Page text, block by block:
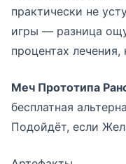
практически не
игры — разница
процентах
Меч Прототипа
бесплатная
Подойдёт, если